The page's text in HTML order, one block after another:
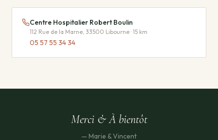
Centre Hospitalier Robert Boulin
112 Rue de la Marne, 33500 Libourne · 15 km
05 57 55 34 34
Merci & À bientôt
— Marie & Vincent